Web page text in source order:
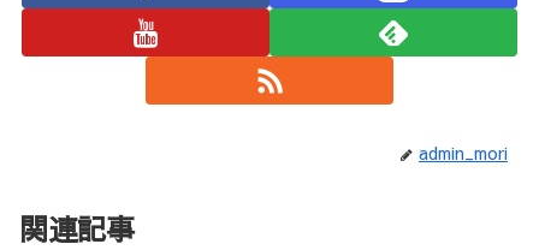
admin_mori
関連記事